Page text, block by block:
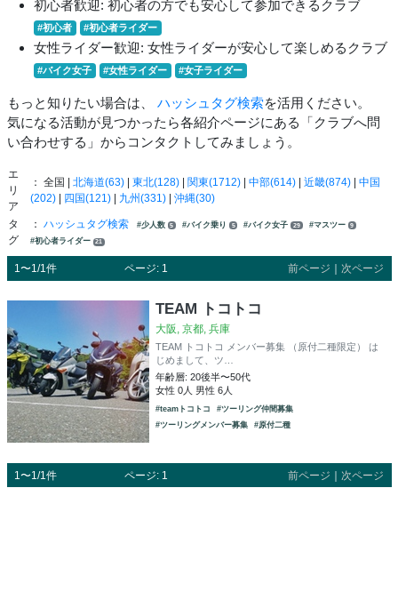
初心者歓迎: 初心者の方でも安心して参加できるクラブ
#初心者 #初心者ライダー
女性ライダー歓迎: 女性ライダーが安心して楽しめるクラブ
#バイク女子 #女性ライダー #女子ライダー
もっと知りたい場合は、 ハッシュタグ検索を活用ください。
気になる活動が見つかったら各紹介ページにある「クラブへ問
い合わせする」からコンタクトしてみましょう。
エ
リ
ア
： 全国 | 北海道(63)| 東北(128)| 関東(1712)| 中部(614)| 近畿(874)| 中国
(202)| 四国(121)| 九州(331)| 沖縄(30)
タ
グ
： ハッシュタグ検索 #少人数 5 #バイク乗り 5 #バイク女子 29 #マスツー 9
#初心者ライダー 21
1〜1/1件 ページ: 1 前ページ 次ページ
TEAM トコトコ
大阪, 京都, 兵庫
TEAM トコトコ メンバー募集 （原付二種限定） は
じめまして、ツ…
年齢層: 20後半〜50代
女性 0人 男性 6人
#teamトコトコ
#ツーリング仲間募集
#ツーリングメンバー募集
#原付二種
1〜1/1件 ページ: 1 前ページ ｜ 次ページ